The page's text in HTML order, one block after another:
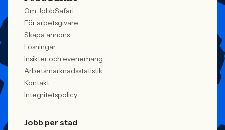
Om JobbSafari
För arbetsgivare
Skapa annons
Lösningar
Insikter och evenemang
Arbetsmarknadsstatistik
Kontakt
Integritetspolicy
Jobb per stad